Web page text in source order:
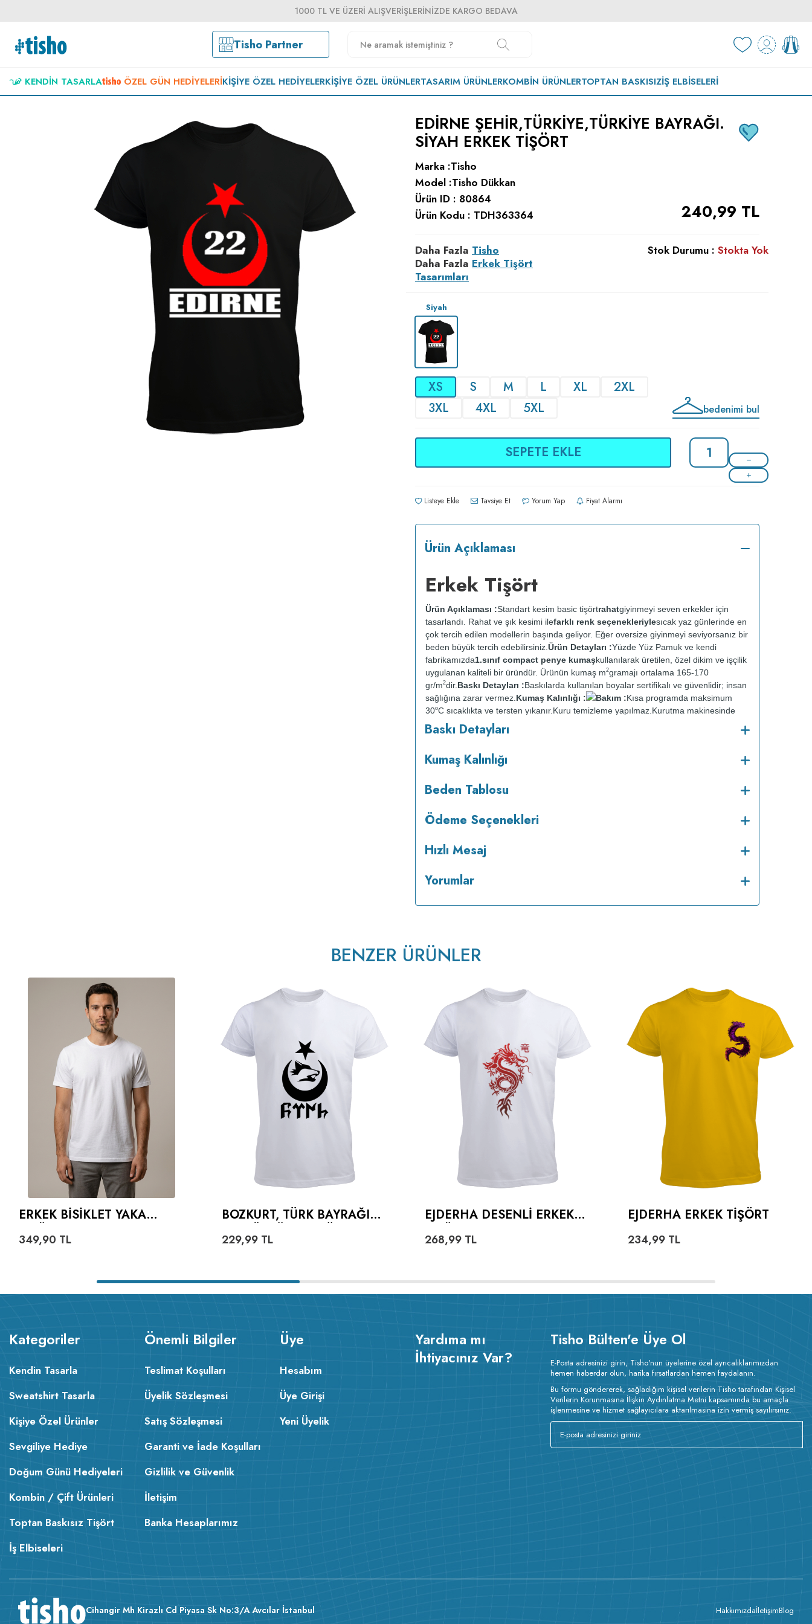
1000 TL VE ÜZERI ALIŞVERIŞLERINIZDE KARGO BEDAVA
Tisho Partner
KENDIN TASARLA ÖZEL GÜN HEDIYELERIKIŞIYE ÖZEL HEDIYELERKIŞIYE ÖZEL ÜRÜNLERTASARIM ÜRÜNLERKOMBIN ÜRÜNLERTOPTAN BASKISIZİŞ ELBISELERI
EDIRNE ŞEHIR,TÜRKIYE,TÜRKIYE BAYRAĞI.
SIYAH ERKEK TIŞÖRT
Marka :Tisho
Model :Tisho Dükkan
Ürün ID : 80864
Ürün Kodu : TDH363364 240,99 TL
Daha Fazla Tisho
Daha Fazla Erkek Tişört
Tasarımları
Stok Durumu : Stokta Yok
Siyah
XS S M L XL
2XL
3XL
4XL 5XL bedenimi bul
SEPETE EKLE
Listeye Ekle Tavsiye Et Yorum Yap Fiyat Alarmı
Ürün Açıklaması
Erkek Tişört
Ürün Açıklaması :Standart kesim basic tişörtrahatgiyinmeyi seven erkekler için
tasarlandı. Rahat ve şık kesimi ilefarklı renk seçenekleriylesıcak yaz günlerinde en
çok tercih edilen modellerin başında geliyor. Eğer oversize giyinmeyi seviyorsanız bir
beden büyük tercih edebilirsiniz. Ürün Detayları :Yüzde Yüz Pamuk ve kendi
fabrikamızda1.sınıf compact penye kumaşkullanılarak üretilen, özel dikim ve işçilik
uygulanan kaliteli bir üründür. Ürünün kumaş m2gramajı ortalama 165-170
gr/m2dir. Baskı Detayları :Baskılarda kullanılan boyalar sertifikalı ve güvenlidir; insan
sağlığına zarar vermez. Kumaş Kalınlığı : Bakım :Kısa programda maksimum
30oC sıcaklıkta ve tersten yıkanır. Kuru temizleme yapılmaz. Kurutma makinesinde
kurutulmaz.
Orta ısıda ve tersten ütülenir.
Baskı Detayları
Kumaş Kalınlığı
Beden Tablosu
Ödeme Seçenekleri
Hızlı Mesaj
Yorumlar
BENZER ÜRÜNLER
ERKEK BISIKLET YAKA
349,90 TL
BOZKURT, TÜRK BAYRAĞI
YAZILI ERKEK TIŞÖRT
229,99 TL
EJDERHA DESENLI ERKEK
268,99 TL
EJDERHA ERKEK TIŞÖRT
234,99 TL
Kategoriler
Kendin Tasarla
Sweatshirt Tasarla
Kişiye Özel Ürünler
Sevgiliye Hediye
Doğum Günü Hediyeleri
Kombin / Çift Ürünleri
Toptan Baskısız Tişört
İş Elbiseleri
Önemli Bilgiler
Teslimat Koşulları
Üyelik Sözleşmesi
Satış Sözleşmesi
Garanti ve İade Koşulları
Gizlilik ve Güvenlik
İletişim
Banka Hesaplarımız
Üye
Hesabım
Üye Girişi
Yeni Üyelik
Yardıma mı
İhtiyacınız Var?
Tisho Bülten'e Üye Ol
E-Posta adresinizi girin, Tisho'nun üyelerine özel ayrıcalıklarımızdan
hemen haberdar olun, harika fırsatlardan hemen faydalanın.
Bu formu göndererek, sağladığım kişisel verilerin Tisho tarafından Kişisel
Verilerin Korunmasına İlişkin Aydınlatma Metni kapsamında bu amaçla
işlenmesine ve hizmet sağlayıcılara aktarılmasına izin vermiş sayılırsınız.
Cihangir Mh Kirazlı Cd Piyasa Sk No:3/A Avcılar İstanbul HakkımızdaİletişimBlog